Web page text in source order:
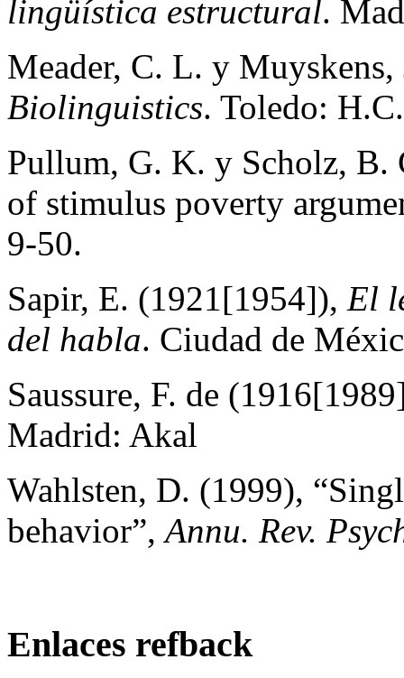
lingüística estructural.
Meader, C. L. y
Biolinguistics. Toledo:
Pullum, G. K. y Scholz, B.
of stimulus poverty
9-50.
Sapir, E. (1921[1954]), El
del habla. Ciudad de
Saussure, F. de
Madrid: Akal
Wahlsten, D. (1999),
behavior”,Annu. Rev.
Enlaces refback